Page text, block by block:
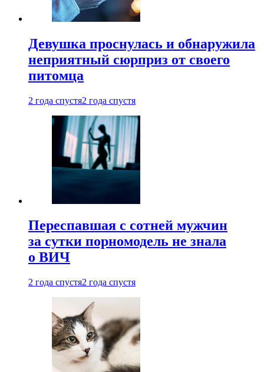
Девушка проснулась и обнаружила
неприятный сюрприз от своего
питомца
2 года спустя2 года спустя
Переспавшая с сотней мужчин
за сутки порномодель не знала
о ВИЧ
2 года спустя2 года спустя